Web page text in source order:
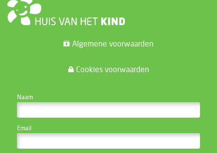
Algemene voorwaarden
Cookies voorwaarden
Naam
Email